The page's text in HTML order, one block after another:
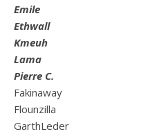
Emile
Ethwall
Kmeuh
Lama
Pierre C.
Fakinaway
Flounzilla
GarthLeder